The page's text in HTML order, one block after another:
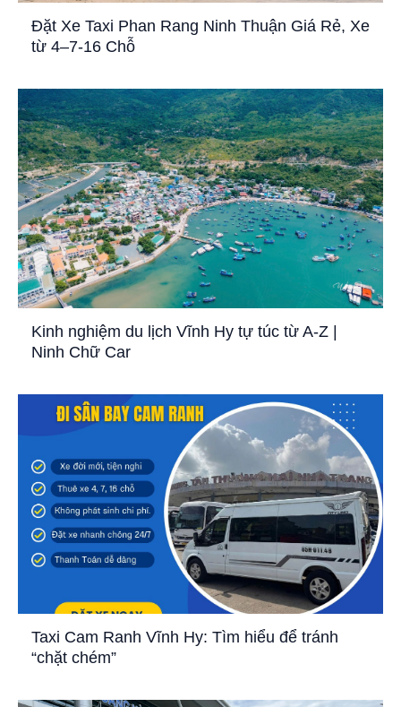
Đặt Xe Taxi Phan Rang Ninh Thuận Giá Rẻ, Xe
từ 4–7-16 Chỗ
Kinh nghiệm du lịch Vĩnh Hy tự túc từ A-Z |
Ninh Chữ Car
Taxi Cam Ranh Vĩnh Hy: Tìm hiểu để tránh
“chặt chém”